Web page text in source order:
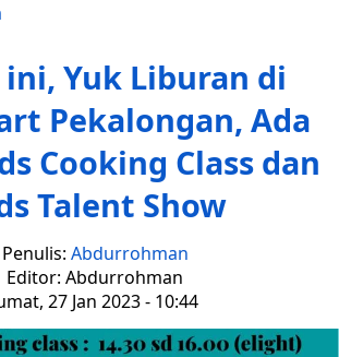
Yuk Liburan di
Pekalongan, Ada
Cooking Class dan
Talent Show
Penulis: Abdurrohman
Editor: Abdurrohman
27 Jan 2023 - 10:44